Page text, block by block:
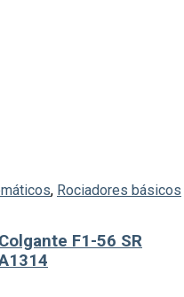
, Rociadores básicos
F1-56 SR